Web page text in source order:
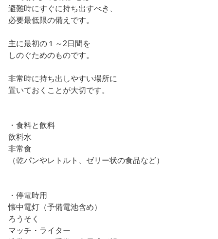
避難時にすぐに持ち出すべき、
必要最低限の備えです。
主に最初の１～2日間を
しのぐためのものです。
非常時に持ち出しやすい場所に
置いておくことが大切です。
・食料と飲料
飲料水
非常食
（乾パンやレトルト、ゼリー状の食品など）
・停電時用
懐中電灯（予備電池含め）
ろうそく
マッチ・ライター